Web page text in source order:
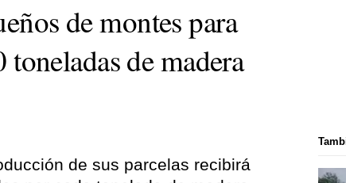
de montes para
de madera
de sus parcelas recibirá